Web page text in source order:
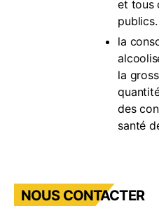
et tous
publics.
la
la
des
santé
NOUS CONTACTER